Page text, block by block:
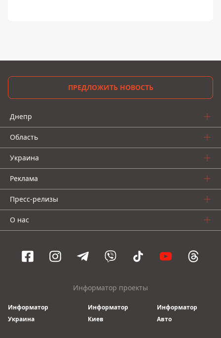
ПРЕДЛОЖИТЬ НОВОСТЬ
Днепр
Область
Украина
Реклама
Пресс-релизы
О нас
Информатор проекты
Информатор
Украина
Информатор
Киев
Информатор
Авто